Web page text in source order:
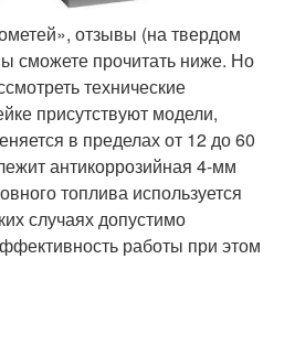
отзывы (на твердом
сможете прочитать ниже. Но
технические
присутствуют модели,
в пределах от 12 до 60
антикоррозийная 4-мм
топлива используется
случаях допустимо
работы при этом